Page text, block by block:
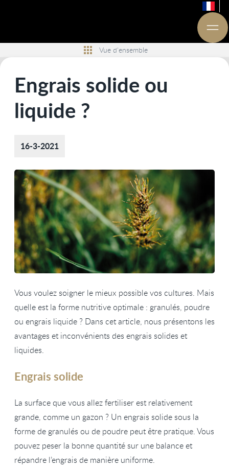
Vue d'ensemble
Engrais solide ou
liquide ?
16-3-2021
Vous voulez soigner le mieux possible vos cultures. Mais
quelle est la forme nutritive optimale : granulés, poudre
ou engrais liquide ? Dans cet article, nous présentons les
avantages et inconvénients des engrais solides et
liquides.
Engrais solide
La surface que vous allez fertiliser est relativement
grande, comme un gazon ? Un engrais solide sous la
forme de granulés ou de poudre peut être pratique. Vous
pouvez peser la bonne quantité sur une balance et
répandre l’engrais de manière uniforme.